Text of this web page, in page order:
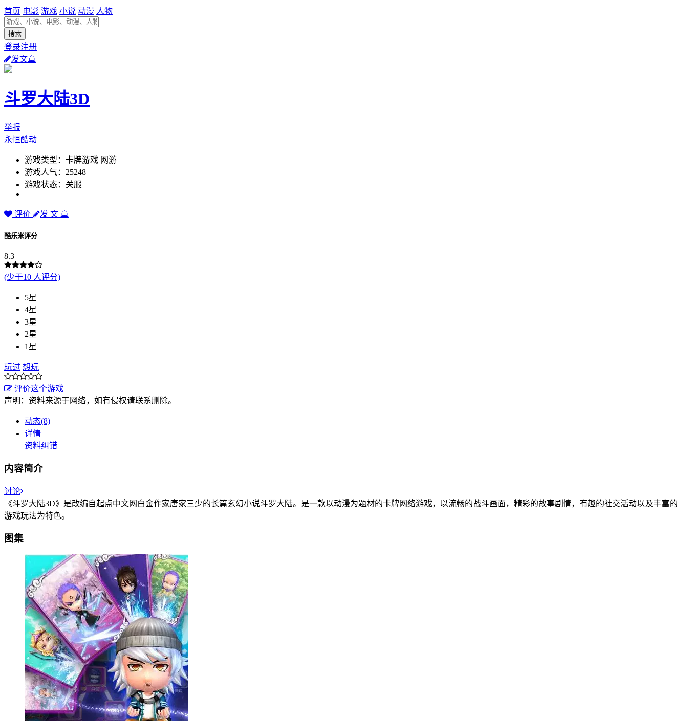
首页 电影 游戏 小说 动漫 人物
登录注册
发文章
斗罗大陆3D
举报
永恒酷动
游戏类型：卡牌游戏 网游
游戏人气：25248
游戏状态：关服
评价 发 文 章
酷乐米评分
8.3
(少于10 人评分)
5星
4星
3星
2星
1星
玩过 想玩
评价这个游戏
声明：资料来源于网络，如有侵权请联系删除。
动态(8)
详情
资料纠错
内容简介
讨论
《斗罗大陆3D》是改编自起点中文网白金作家唐家三少的长篇玄幻小说斗罗大陆。是一款以动漫为题材的卡牌网络游戏，以流畅的战斗画面，精彩的故事剧情，有趣的社交活动以及丰富的
游戏玩法为特色。
图集